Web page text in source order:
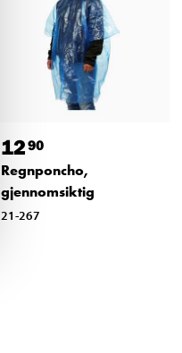
1290
Regnponcho,
gjennomsiktig
21-267